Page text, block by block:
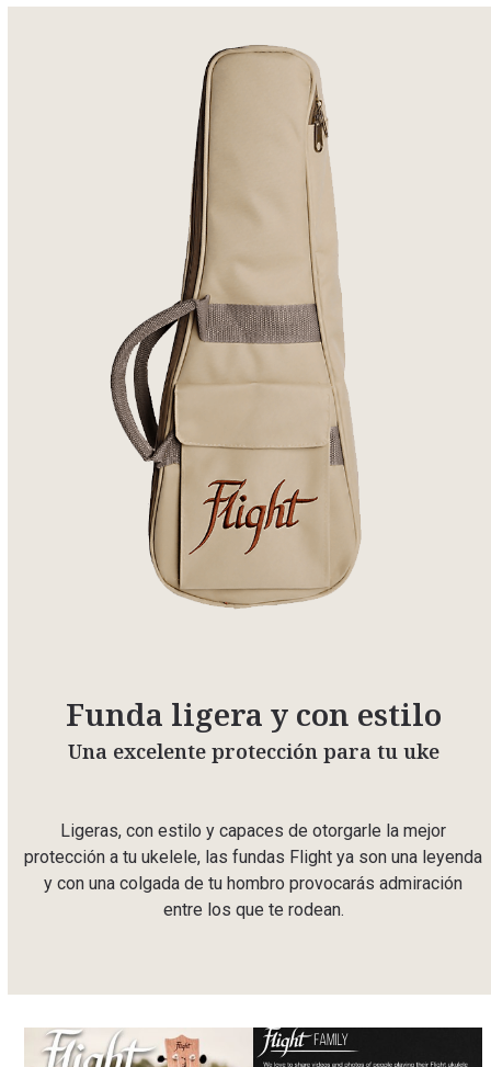
Funda ligera y con estilo
Una excelente protección para tu uke
Ligeras, con estilo y capaces de otorgarle la mejor
protección a tu ukelele, las fundas Flight ya son una leyenda
y con una colgada de tu hombro provocarás admiración
entre los que te rodean.